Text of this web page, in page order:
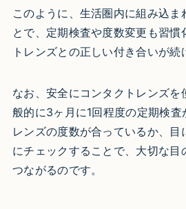
このように、生活圏内に組み込ま
とで、定期検査や度数変更も習慣
トレンズとの正しい付き合いが続
なお、安全にコンタクトレンズを
般的に3ヶ月に1回程度の定期検査
レンズの度数が合っているか、
にチェックすることで、大切な目
つながるのです。